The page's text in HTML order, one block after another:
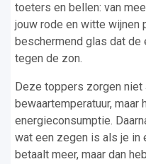
toeters en bellen: van
jouw rode en witte wijnen
beschermend glas dat
tegen de zon.
Deze toppers zorgen
bewaartemperatuur, maar
energieconsumptie.
wat een zegen is als je in
betaalt meer, maar dan